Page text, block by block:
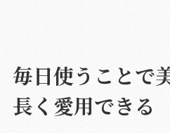
毎日使うことで
長く愛用できる